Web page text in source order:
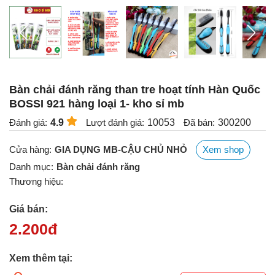
Bàn chải đánh răng than tre hoạt tính Hàn Quốc
BOSSI 921 hàng loại 1- kho sỉ mb
Đánh giá: 4.9 Lượt đánh giá: 10053 Đã bán: 300200
Cửa hàng: GIA DỤNG MB-CẬU CHỦ NHỎ
Xem shop
Danh mục: Bàn chải đánh răng
Thương hiệu:
Giá bán:
2.200đ
Xem thêm tại: